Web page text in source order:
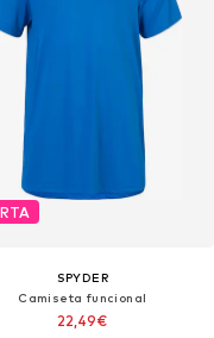
SPYDER
Camiseta funcional
22,49€